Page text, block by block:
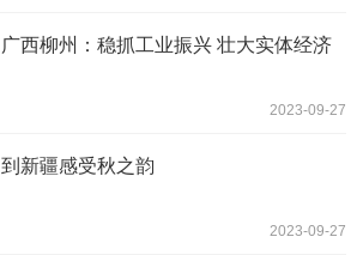
广西柳州：稳抓工业振兴 壮大实体经济
2023-09-27
到新疆感受秋之韵
2023-09-27